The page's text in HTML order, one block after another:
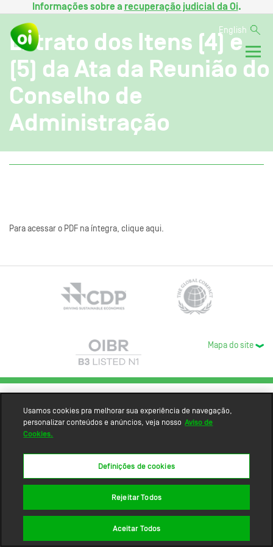
Informações sobre a recuperação judicial da Oi.
English
Extrato dos Itens (4) e
(5) da Ata da Reunião do
Conselho de
Administração
Para acessar o PDF na íntegra, clique aqui.
Mapa do site
Usamos cookies pra melhorar sua experiência de navegação,
personalizar conteúdos e anúncios, veja nosso Aviso de
Cookies.
Definições de cookies
Rejeitar Todos
Aceitar Todos